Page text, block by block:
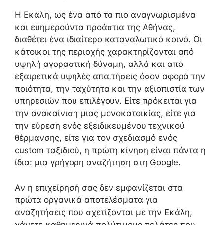
Η Εκάλη, ως ένα από τα πιο αναγνωρισμένα
και ευημερούντα προάστια της Αθήνας,
διαθέτει ένα ιδιαίτερο καταναλωτικό κοινό. Οι
κάτοικοι της περιοχής χαρακτηρίζονται από
υψηλή αγοραστική δύναμη, αλλά και από
εξαιρετικά υψηλές απαιτήσεις όσον αφορά την
ποιότητα, την ταχύτητα και την αξιοπιστία των
υπηρεσιών που επιλέγουν. Είτε πρόκειται για
την ανακαίνιση μιας μονοκατοικίας, είτε για
την εύρεση ενός εξειδικευμένου τεχνικού
θέρμανσης, είτε για τον σχεδιασμό ενός
custom ταξιδιού, η πρώτη κίνηση είναι πάντα η
ίδια: μια γρήγορη αναζήτηση στη Google.
Αν η επιχείρησή σας δεν εμφανίζεται στα
πρώτα οργανικά αποτελέσματα για
αναζητήσεις που σχετίζονται με την Εκάλη,